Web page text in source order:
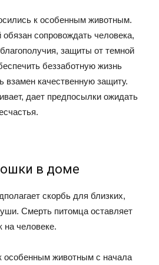
к особенным животным.
сопровождать человека,
защиты от темной
беззаботную жизнь
взамен качественную защиту.
дает предпосылки ожидать
в доме
скорбь для близких,
Смерть питомца оставляет
на человеке.
особенным животным с начала